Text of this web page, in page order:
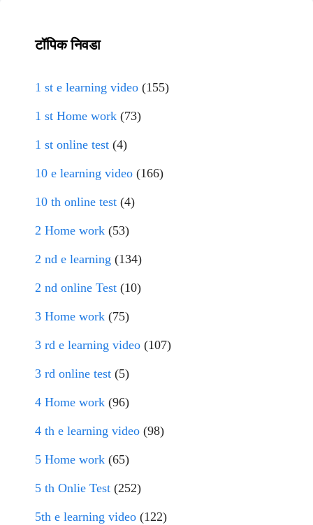
टॉपिक निवडा
1 st e learning video (155)
1 st Home work (73)
1 st online test (4)
10 e learning video (166)
10 th online test (4)
2 Home work (53)
2 nd e learning (134)
2 nd online Test (10)
3 Home work (75)
3 rd e learning video (107)
3 rd online test (5)
4 Home work (96)
4 th e learning video (98)
5 Home work (65)
5 th Onlie Test (252)
5th e learning video (122)